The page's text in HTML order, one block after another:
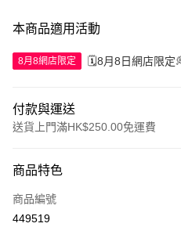
本商品適用活動
8月8網店限定 🗓️8月8日網店限定
付款與運送
送貨上門滿HK$250.00免運費
信用卡
Apple Pay
商品特色
商品編號
449519